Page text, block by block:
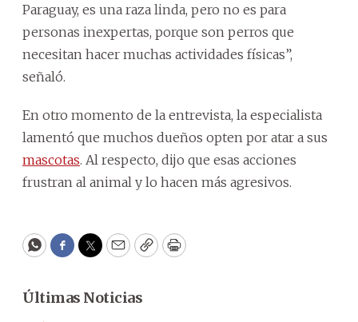
Paraguay, es una raza linda, pero no es para
personas inexpertas, porque son perros que
necesitan hacer muchas actividades físicas”,
señaló.
En otro momento de la entrevista, la especialista
lamentó que muchos dueños opten por atar a sus
mascotas. Al respecto, dijo que esas acciones
frustran al animal y lo hacen más agresivos.
WhatsApp
Facebook
Twitter
EmailCopyPrint
Últimas Noticias